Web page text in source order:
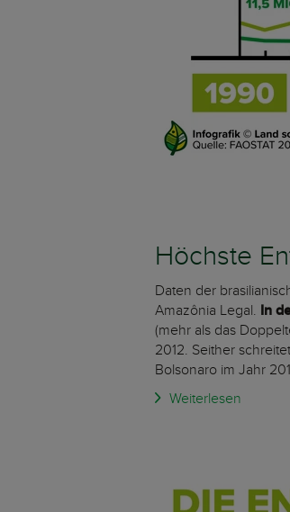
Höchste
Daten der
Amazônia Legal. In
(mehr als das
2012. Seither
Bolsonaro im Jahr
Weiterlesen